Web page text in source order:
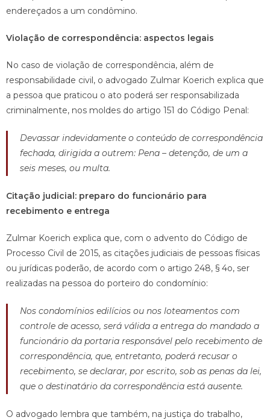
endereçados a um condômino.
Violação de correspondência: aspectos legais
No caso de violação de correspondência, além de
responsabilidade civil, o advogado Zulmar Koerich explica que
a pessoa que praticou o ato poderá ser responsabilizada
criminalmente, nos moldes do artigo 151 do Código Penal:
Devassar indevidamente o conteúdo de correspondência
fechada, dirigida a outrem: Pena – detenção, de um a
seis meses, ou multa.
Citação judicial: preparo do funcionário para
recebimento e entrega
Zulmar Koerich explica que, com o advento do Código de
Processo Civil de 2015, as citações judiciais de pessoas físicas
ou jurídicas poderão, de acordo com o artigo 248, § 4o, ser
realizadas na pessoa do porteiro do condomínio:
Nos condomínios edilícios ou nos loteamentos com
controle de acesso, será válida a entrega do mandado a
funcionário da portaria responsável pelo recebimento de
correspondência, que, entretanto, poderá recusar o
recebimento, se declarar, por escrito, sob as penas da lei,
que o destinatário da correspondência está ausente.
O advogado lembra que também, na justiça do trabalho,